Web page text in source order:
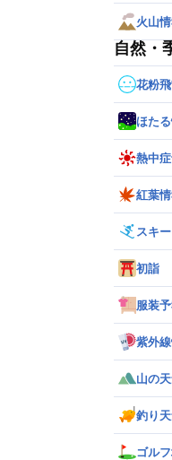
火山
自然・
花粉
ほた
熱中
紅葉
スキ
初詣
服装
紫外
山の
釣り
ゴル